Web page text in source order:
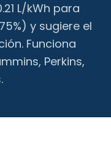
L/kWh para
y sugiere el
Funciona
Perkins,